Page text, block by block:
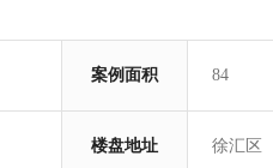
案例面积 84
楼盘地址 徐汇区